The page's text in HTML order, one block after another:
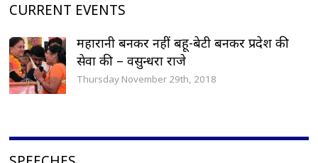
CURRENT EVENTS
महारानी बनकर नहीं बहू-बेटी बनकर प्रदेश की
सेवा की – वसुन्धरा राजे
Thursday November 29th, 2018